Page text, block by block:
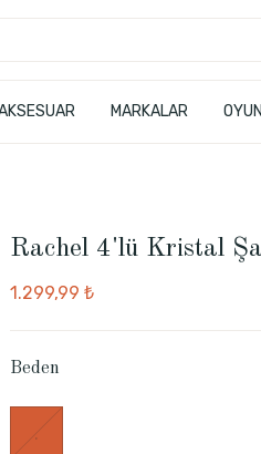
MARKALAR
Rachel 4'lü Kristal
1.299,99 ₺
Beden
.